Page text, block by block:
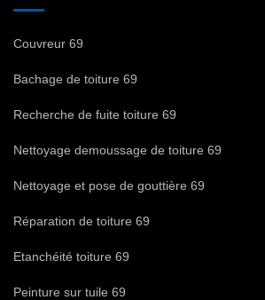
Couvreur 69
Bachage de toiture 69
Recherche de fuite toiture 69
Nettoyage demoussage de toiture 69
Nettoyage et pose de gouttière 69
Réparation de toiture 69
Etanchéité toiture 69
Peinture sur tuile 69